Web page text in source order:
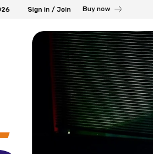
Sign in / Join Buy now